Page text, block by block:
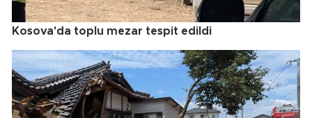
Kosova'da toplu mezar tespit edildi